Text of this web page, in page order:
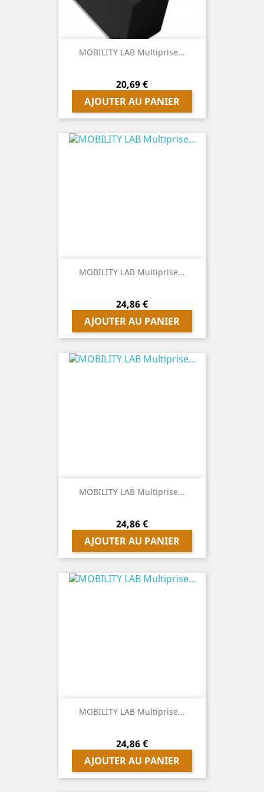
MOBILITY LAB Multiprise...
Prix
20,69 €
AJOUTER AU PANIER
MOBILITY LAB Multiprise...
Prix
24,86 €
AJOUTER AU PANIER
MOBILITY LAB Multiprise...
Prix
24,86 €
AJOUTER AU PANIER
MOBILITY LAB Multiprise...
Prix
24,86 €
AJOUTER AU PANIER